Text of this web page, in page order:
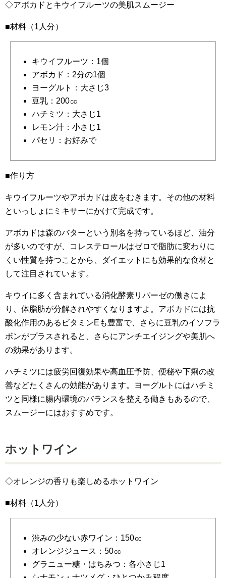
◇アボカドとキウイフルーツの美肌スムージー
■材料（1人分）
キウイフルーツ：1個
アボカド：2分の1個
ヨーグルト：大さじ3
豆乳：200㏄
ハチミツ：大さじ1
レモン汁：小さじ1
パセリ：お好みで
■作り方
キウイフルーツやアボカドは皮をむきます。その他の材料
といっしょにミキサーにかけて完成です。
アボカドは森のバターという別名を持っているほど、油分
が多いのですが、コレステロールはゼロで脂肪に変わりに
くい性質を持つことから、ダイエットにも効果的な食材と
して注目されています。
キウイに多く含まれている消化酵素リパーゼの働きによ
り、体脂肪が分解されやすくなりますよ。アボカドには抗
酸化作用のあるビタミンEも豊富で、さらに豆乳のイソフラ
ボンがプラスされると、さらにアンチエイジングや美肌へ
の効果があります。
ハチミツには疲労回復効果や高血圧予防、便秘や下痢の改
善などたくさんの効能があります。ヨーグルトにはハチミ
ツと同様に腸内環境のバランスを整える働きもあるので、
スムージーにはおすすめです。
ホットワイン
◇オレンジの香りも楽しめるホットワイン
■材料（1人分）
渋みの少ない赤ワイン：150㏄
オレンジジュース：50㏄
グラニュー糖・はちみつ：各小さじ1